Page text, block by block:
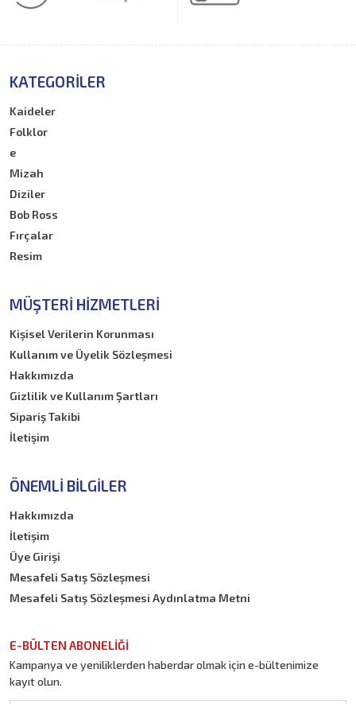
KATEGORILER
Kaideler
Folklor
e
Mizah
Diziler
Bob Ross
Fırçalar
Resim
MÜŞTERI HIZMETLERI
Kişisel Verilerin Korunması
Kullanım ve Üyelik Sözleşmesi
Hakkımızda
Gizlilik ve Kullanım Şartları
Sipariş Takibi
İletişim
ÖNEMLI BILGILER
Hakkımızda
İletişim
Üye Girişi
Mesafeli Satış Sözleşmesi
Mesafeli Satış Sözleşmesi Aydınlatma Metni
E-BÜLTEN ABONELİĞİ
Kampanya ve yeniliklerden haberdar olmak için e-bültenimize
kayıt olun.